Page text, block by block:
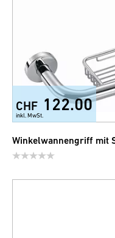
CHF 122.00
inkl. MwSt.
Winkelwannengriff mit